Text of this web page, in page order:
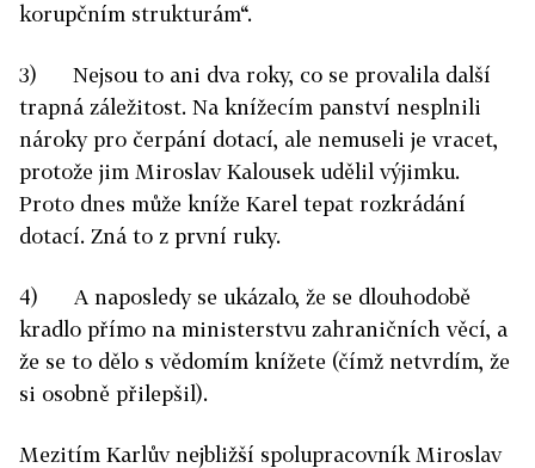
korupčním strukturám“.
3) Nejsou to ani dva roky, co se provalila další
trapná záležitost. Na knížecím panství nesplnili
nároky pro čerpání dotací, ale nemuseli je vracet,
protože jim Miroslav Kalousek udělil výjimku.
Proto dnes může kníže Karel tepat rozkrádání
dotací. Zná to z první ruky.
4) A naposledy se ukázalo, že se dlouhodobě
kradlo přímo na ministerstvu zahraničních věcí, a
že se to dělo s vědomím knížete (čímž netvrdím, že
si osobně přilepšil).
Mezitím Karlův nejbližší spolupracovník Miroslav